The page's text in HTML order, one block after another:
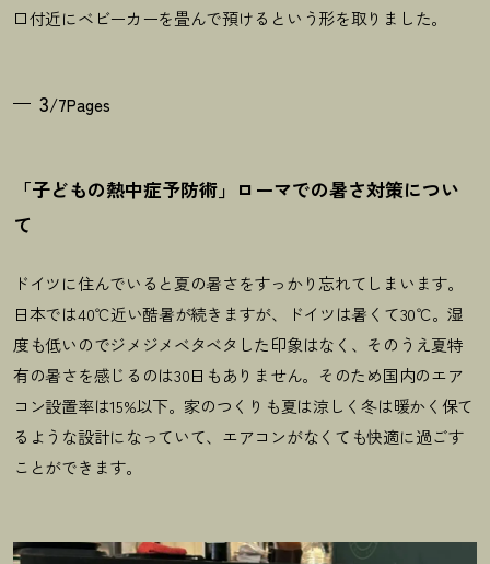
口付近にベビーカーを畳んで預けるという形を取りました。
3/7Pages
「子どもの熱中症予防術」ローマでの暑さ対策につい
て
ドイツに住んでいると夏の暑さをすっかり忘れてしまいます。
日本では40℃近い酷暑が続きますが、ドイツは暑くて30℃。湿
度も低いのでジメジメベタベタした印象はなく、そのうえ夏特
有の暑さを感じるのは30日もありません。そのため国内のエア
コン設置率は15%以下。家のつくりも夏は涼しく冬は暖かく保て
るような設計になっていて、エアコンがなくても快適に過ごす
ことができます。